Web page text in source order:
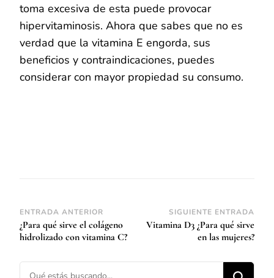
toma excesiva de esta puede provocar
hipervitaminosis. Ahora que sabes que no es
verdad que la vitamina E engorda, sus
beneficios y contraindicaciones, puedes
considerar con mayor propiedad su consumo.
Navegación
de
ENTRADA ANTERIOR
¿Para qué sirve el colágeno
hidrolizado con vitamina C?
SIGUIENTE ENTRADA
Vitamina D3 ¿Para qué sirve
en las mujeres?
¿Buscas algo?